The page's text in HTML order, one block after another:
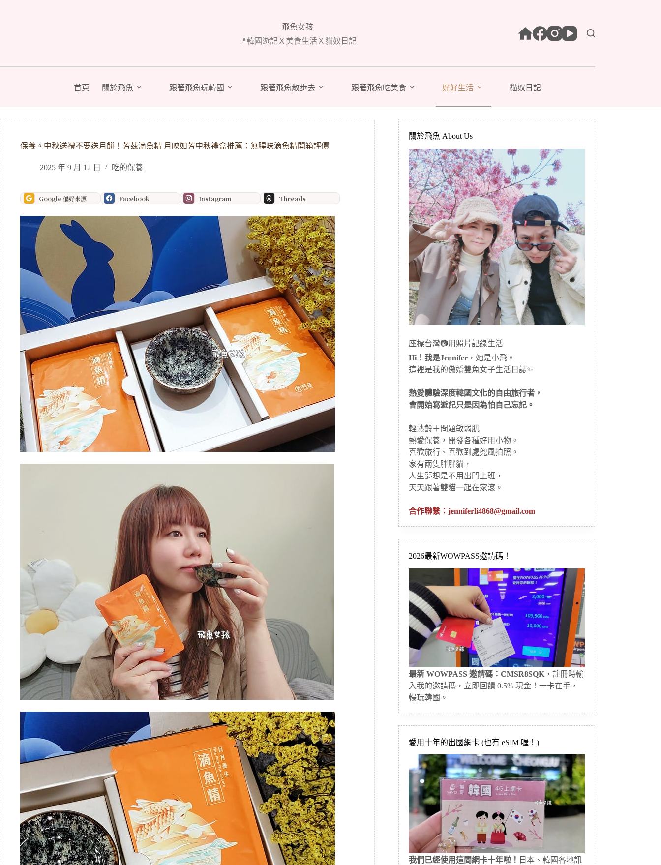
容
飛魚女孩
📍韓國遊記Ｘ美食生活Ｘ貓奴日記
首頁 關於飛魚 跟著飛魚玩韓國 跟著飛魚散步去 跟著飛魚吃美食 好好生活 貓奴日記
保養。中秋送禮不要送月餅！芳茲滴魚精 月映如芳中秋禮盒推薦：無腥味滴魚精開箱評價
2025 年 9 月 12 日 吃的保養
Google 偏好來源 Facebook Instagram Threads
關於飛魚 About Us
座標台灣📷用照片記錄生活
Hi！我是Jennifer ，她是小飛。
這裡是我的傲嬌雙魚女子生活日誌✨
熱愛體驗深度韓國文化的自由旅行者，
會開始寫遊記只是因為怕自己忘記。
輕熟齡＋問題敏弱肌
熱愛保養，開發各種好用小物。
喜歡旅行、喜歡到處兜風拍照。
家有兩隻胖胖貓，
人生夢想是不用出門上班，
天天跟著雙貓一起在家滾。
合作聯繫：jenniferli4868@gmail.com
2026最新WOWPASS邀請碼！
最新 WOWPASS 邀請碼：CMSR8SQK ，註冊時輸
入我的邀請碼，立即回饋 0.5% 現金！一卡在手，
暢玩韓國。
愛用十年的出國網卡 (也有 eSIM 喔！)
我們已經使用這間網卡十年啦！ 日本、韓國各地訊